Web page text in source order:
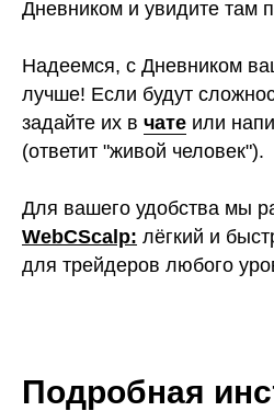
Дневником и увидите там
Надеемся, с Дневником
лучше! Если будут
задайте их в чате или
(ответит "живой человек").
Для вашего удобства мы
WebCScalp: лёгкий и
для трейдеров любого
Подробная